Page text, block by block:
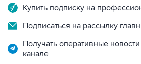
Купить подписку на
Подписаться на рассылку
Получать оперативные
канале